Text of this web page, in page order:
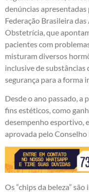
denúncias apresentadas
Federação Brasileira
Obstetrícia, que
pacientes com
misturam diversos
inclusive de substâncias
segurança para a forma
Desde o ano passado, a
fins estéticos, como
desempenho esportivo,
aprovada pelo
Os “chips da beleza”